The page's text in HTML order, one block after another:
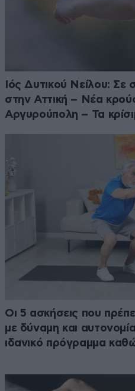
Ιός Δυτικού Νείλου: Σε
στην Αττική – Νέα
Αργυρούπολη – Τα
Οι 5 ασκήσεις που
με δύναμη και
ιδανικό πρόγραμμα